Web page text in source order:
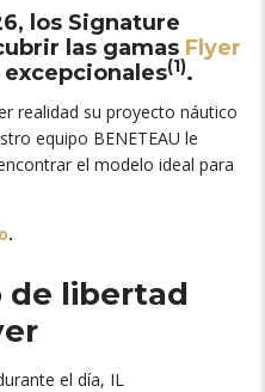
los Signature
las gamas Flyer
(1).
realidad su proyecto náutico
equipo BENETEAU le
el modelo ideal para
.
de libertad
el día, IL